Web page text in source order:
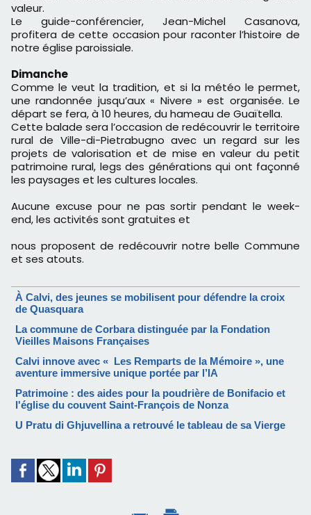
valeur.
Le guide-conférencier, Jean-Michel Casanova,
profitera de cette occasion pour raconter l’histoire de
notre église paroissiale.
Dimanche
Comme le veut la tradition, et si la météo le permet,
une randonnée jusqu’aux « Nivere » est organisée. Le
départ se fera, à 10 heures, du hameau de Guaïtella.
Cette balade sera l’occasion de redécouvrir le territoire
rural de Ville-di-Pietrabugno avec un regard sur les
projets de valorisation et de mise en valeur du petit
patrimoine rural, legs des générations qui ont façonné
les paysages et les cultures locales.
Aucune excuse pour ne pas sortir pendant le week-
end, les activités sont gratuites et
nous proposent de redécouvrir notre belle Commune
et ses atouts.
À Calvi, des jeunes se mobilisent pour défendre la croix
de Quasquara
La commune de Corbara distinguée par la Fondation
Vieilles Maisons Françaises
Calvi innove avec « Les Remparts de la Mémoire », une
aventure immersive unique portée par l’IA
Patrimoine : des aides pour la poudrière de Bonifacio et
l'église du couvent Saint-François de Nonza
U Pratu di Ghjuvellina a retrouvé le tableau de sa Vierge